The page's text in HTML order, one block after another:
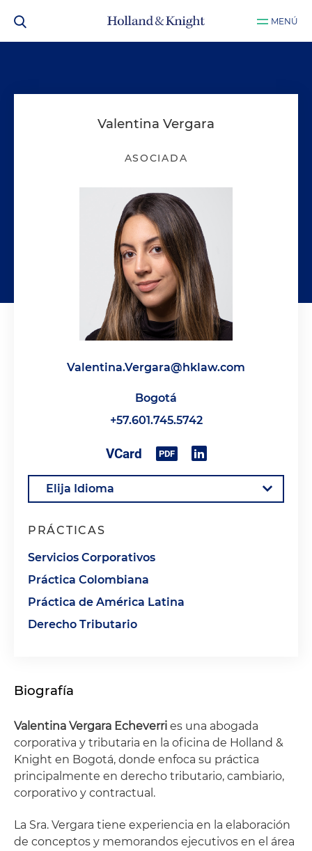
MENÚ
Valentina Vergara
ASOCIADA
Valentina.Vergara@hklaw.com
Bogotá
+57.601.745.5742
PRÁCTICAS
Servicios Corporativos
Práctica Colombiana
Práctica de América Latina
Derecho Tributario
Biografía
Valentina Vergara Echeverri es una abogada
corporativa y tributaria en la oficina de Holland &
Knight en Bogotá, donde enfoca su práctica
principalmente en derecho tributario, cambiario,
corporativo y contractual.
La Sra. Vergara tiene experiencia en la elaboración
de conceptos y memorandos ejecutivos en el área